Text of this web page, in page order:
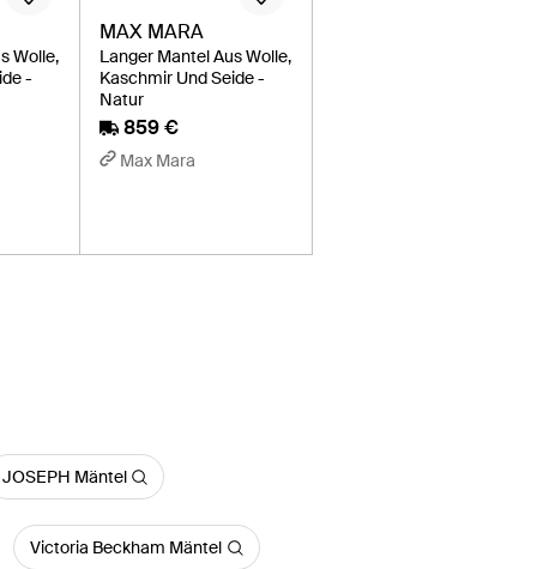
Wolle,
-
MAX MARA
Langer Mantel Aus Wolle,
Kaschmir Und Seide -
Natur
859 €
Max Mara
JOSEPH Mäntel
Victoria Beckham Mäntel